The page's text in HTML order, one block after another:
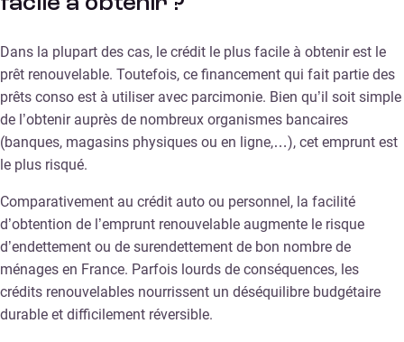
Dans la plupart des cas, le crédit le plus facile à obtenir est le
prêt renouvelable. Toutefois, ce financement qui fait partie des
prêts conso est à utiliser avec parcimonie. Bien qu’il soit simple
de l’obtenir auprès de nombreux organismes bancaires
(banques, magasins physiques ou en ligne,…), cet emprunt est
le plus risqué.
Comparativement au crédit auto ou personnel, la facilité
d’obtention de l’emprunt renouvelable augmente le risque
d’endettement ou de surendettement de bon nombre de
ménages en France. Parfois lourds de conséquences, les
crédits renouvelables nourrissent un déséquilibre budgétaire
durable et difficilement réversible.